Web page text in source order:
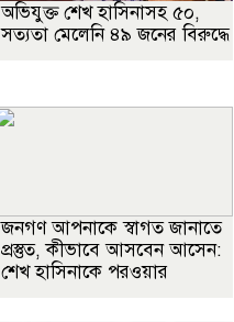
অভিযুক্ত শেখ হাসিনাসহ ৫০,
সত্যতা মেলেনি ৪৯ জনের বিরুদ্ধে
জনগণ আপনাকে স্বাগত জানাতে
প্রস্তুত, কীভাবে আসবেন আসেন:
শেখ হাসিনাকে পরওয়ার